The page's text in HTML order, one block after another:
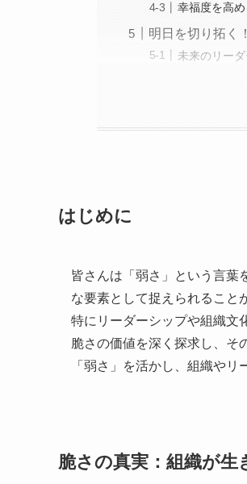
幸福度を高
明日を切り拓く
未来のリー
はじめに
皆さんは「弱さ」という言葉
な要素として捉えられること
特にリーダーシップや組織文
脆さの価値を深く探求し、そ
「弱さ」を活かし、組織や
脆さの真実：組織が生